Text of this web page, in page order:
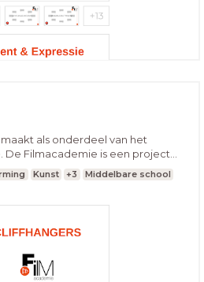
als onderdeel van het
De Filmacademie is een project
College Nijmegen. Binnen
ontwikkeld die direct in te
advies is om eerst de lessen in
te volgen, hierna kun je één of
Kunst +3
Middelbare school